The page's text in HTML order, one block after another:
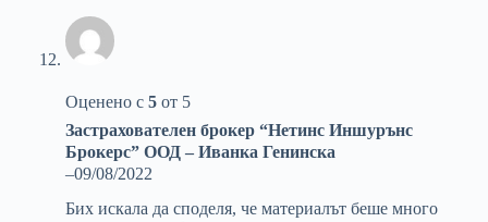
Оценено с 5 от 5
Застрахователен брокер “Нетинс Иншурънс
Брокерс” ООД – Иванка Генинска
–09/08/2022
Бих искала да споделя, че материалът беше много